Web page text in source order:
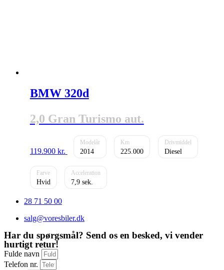
BMW 320d
2,0 Gran Turismo aut.
119.900 kr. 2014 225.000 Diesel
Hvid 7,9
28 71 50 00
salg@voresbiler.dk
Har du spørgsmål? Send os en besked, vi vender
hurtigt retur!
Fulde navn
Telefon nr.